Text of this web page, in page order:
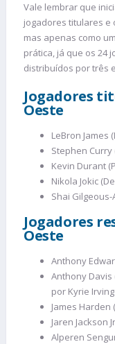
Vale lembrar que
jogadores titulares e
mas apenas como
prática, já que os 24
distribuídos por três
Jogadores
Oeste
LeBron James
Stephen
Kevin Durant
Nikola Jokic
Shai
Jogadores
Oeste
Anthony
Anthony
por Kyrie
James Harden
Jaren Jackson
Alperen